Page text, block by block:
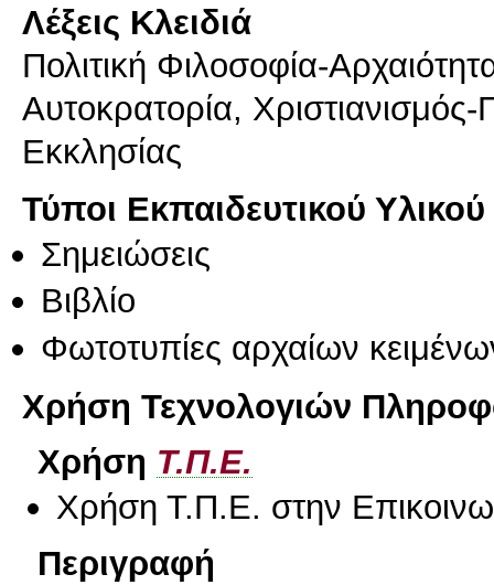
Λέξεις Κλειδιά
Πολιτική Φιλοσοφία-
Αυτοκρατορία,
Εκκλησίας
Τύποι Εκπαιδευτικού Υλικού
Σημειώσεις
Βιβλίο
Φωτοτυπίες αρχαίων
Χρήση Τεχνολογιών
Χρήση Τ.Π.Ε.
Χρήση Τ.Π.Ε. στην
Περιγραφή